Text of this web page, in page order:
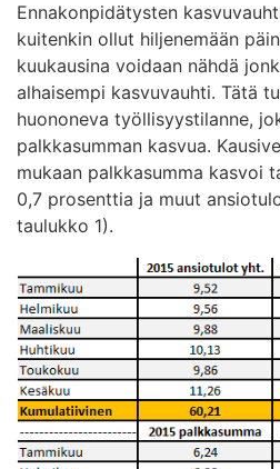
Ennakonpidätysten
kuitenkin ollut hiljenemään
kuukausina voidaan nähdä
alhaisempi kasvuvauhti. Tätä
huononeva työllisyystilanne,
palkkasumman kasvua.
mukaan palkkasumma kasvoi
0,7 prosenttia ja muut
taulukko 1).